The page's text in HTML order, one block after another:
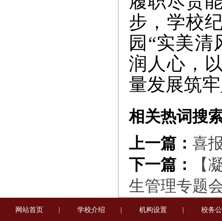
步，学校
园“实美
润人心，
量发展筑
相关热词搜
上一篇：喜
下一篇：
【
生管理专题
网站首页 | 学校介绍 | 机构设置 | 校务